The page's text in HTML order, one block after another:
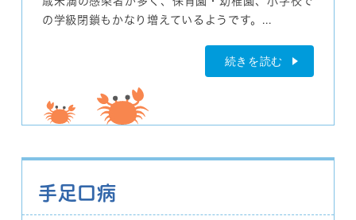
の学級閉鎖もかなり増えているようです。...
続きを読む
手足口病